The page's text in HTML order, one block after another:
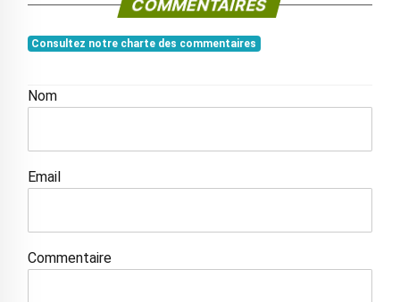
COMMENTAIRES
Consultez notre charte des commentaires
Nom
Email
Commentaire